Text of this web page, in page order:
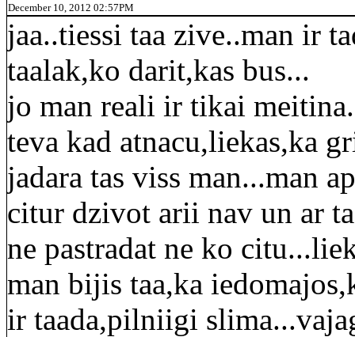
December 10, 2012 02:57PM
jaa..tiessi taa zive..man ir
taalak,ko darit,kas bus...
jo man reali ir tikai
teva kad atnacu,liekas,ka
jadara tas viss man...man
citur dzivot arii nav un ar
ne pastradat ne ko
man bijis taa,ka
ir taada,pilniigi